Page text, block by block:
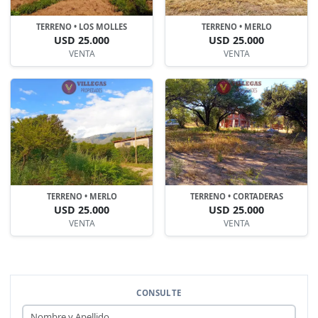
TERRENO • LOS MOLLES
USD 25.000
VENTA
TERRENO • MERLO
USD 25.000
VENTA
TERRENO • MERLO
USD 25.000
VENTA
TERRENO • CORTADERAS
USD 25.000
VENTA
CONSULTE
Nombre y Apellido